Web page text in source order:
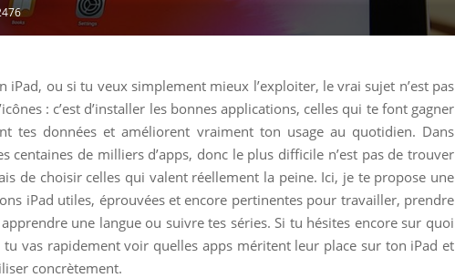
iPad, ou si tu veux simplement mieux l’exploiter, le vrai sujet n’est pas
: c’est d’installer les bonnes applications, celles qui te font gagner
tes données et améliorent vraiment ton usage au quotidien. Dans
centaines de milliers d’apps, donc le plus difficile n’est pas de trouver
de choisir celles qui valent réellement la peine. Ici, je te propose une
iPad utiles, éprouvées et encore pertinentes pour travailler, prendre
une langue ou suivre tes séries. Si tu hésites encore sur quoi
vas rapidement voir quelles apps méritent leur place sur ton iPad et
concrètement.